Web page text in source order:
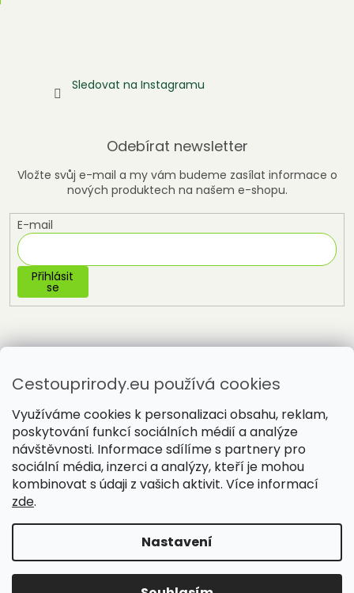
Cestouprirody.eu používá cookies
Využíváme cookies k personalizaci obsahu, reklam,
poskytování funkcí sociálních médií a analýze
návštěvnosti. Informace sdílíme s partnery pro
sociální média, inzerci a analýzy, kteří je mohou
kombinovat s údaji z vašich aktivit. Více informací
zde.
Nastavení
Sledovat na Instagramu
Odebírat newsletter
Vložte svůj e-mail a my vám budeme zasílat informace o
nových produktech na našem e-shopu.
E-mail
Přihlásit
se
Vytvořil Shoptet
Copyright 2026